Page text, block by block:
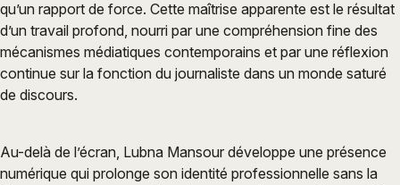
qu’un rapport de force. Cette maîtrise apparente est le résultat
d’un travail profond, nourri par une compréhension fine des
mécanismes médiatiques contemporains et par une réflexion
continue sur la fonction du journaliste dans un monde saturé
de discours.
Au-delà de l’écran, Lubna Mansour développe une présence
numérique qui prolonge son identité professionnelle sans la